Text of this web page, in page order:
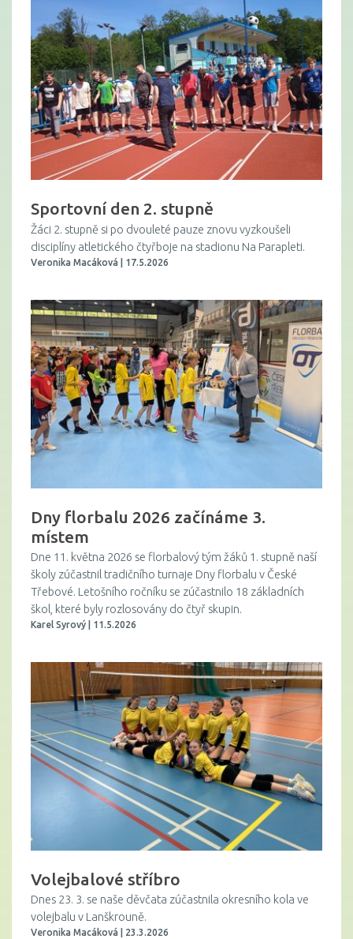
Sportovní den 2. stupně
Žáci 2. stupně si po dvouleté pauze znovu vyzkoušeli
disciplíny atletického čtyřboje na stadionu Na Parapleti.
Veronika Macáková | 17.5.2026
Dny florbalu 2026 začínáme 3.
místem
Dne 11. května 2026 se florbalový tým žáků 1. stupně naší
školy zúčastnil tradičního turnaje Dny florbalu v České
Třebové. Letošního ročníku se zúčastnilo 18 základních
škol, které byly rozlosovány do čtyř skupin.
Karel Syrový | 11.5.2026
Volejbalové stříbro
Dnes 23. 3. se naše děvčata zúčastnila okresního kola ve
volejbalu v Lanškrouně.
Veronika Macáková | 23.3.2026